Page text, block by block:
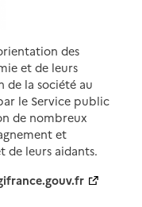
des
et de leurs
de la société au
le Service public
de nombreux
et
de leurs aidants.